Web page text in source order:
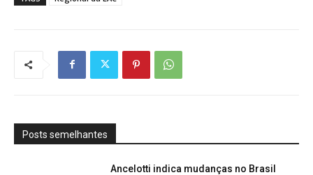
Posts semelhantes
Ancelotti indica mudanças no Brasil